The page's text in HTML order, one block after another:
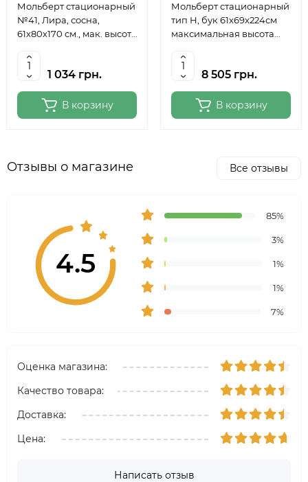
Мольберт стационарный
№41, Лира, сосна,
61х80х170 см., мак. высота
Studio
1 034 грн.
В корзину
Мольберт стационарный
тип Н, бук 61x69x224см
максимальная высота
6059
8 505 грн.
В корзину
Отзывы о магазине Все отзывы
4.5
85%
3%
1%
1%
7%
Оценка магазина:
Качество товара:
Доставка:
Цена:
Написать отзыв